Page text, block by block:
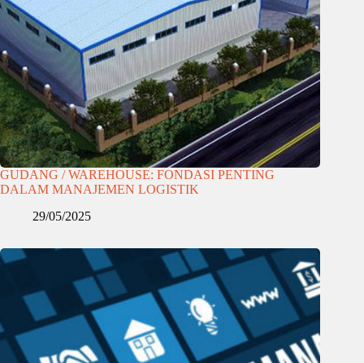
GUDANG / WAREHOUSE: FONDASI PENTING
DALAM MANAJEMEN LOGISTIK
29/05/2025